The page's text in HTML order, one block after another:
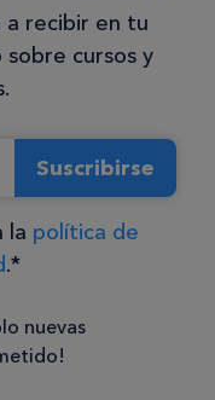
a recibir en tu
cursos y
Suscribirse
la política de
.*
nuevas